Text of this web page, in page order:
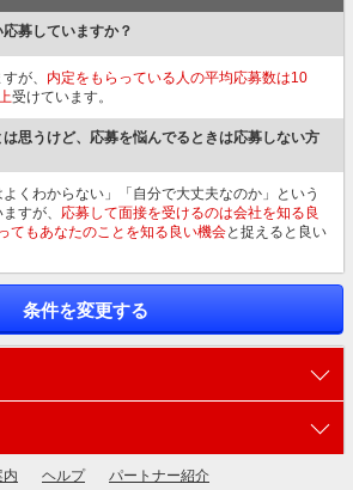
募していますか？
が、 内定をもらっている人の平均応募数は10
受けています。
思うけど、応募を悩んでるときは応募しない方
よくわからない」「自分で大丈夫なのか」という
すが、 応募して面接を受けるのは会社を知る良
てもあなたのことを知る良い機会と捉えると良い
条件を変更する
内 ヘルプ パートナー紹介